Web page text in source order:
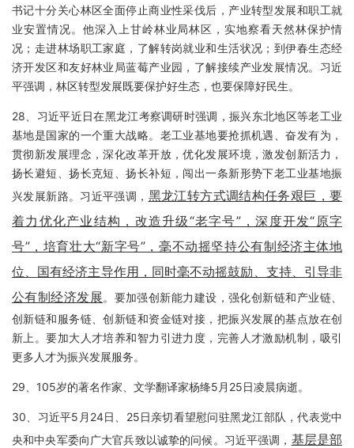
书记十分关心林区全面停止商业性采伐后，产业转型发展和职工就
业安置情况。他深入上甘岭林业局林区，实地察看天然林保护情
况；走进林场职工家庭，了解转岗就业和生活状况；到伊春生态经
济开发区和友好林业局蓝莓产业园，了解接续产业发展情况。习近
平强调，林区转型发展既要保护好生态，也要保障好民生。
28、习近平近日在黑龙江考察调研时强调，振兴东北地区等老工业
基地是国家的一个重大战略。老工业基地要抢抓机遇、奋发有为，
贯彻新发展理念，深化改革开放，优化发展环境，激发创新活力，
扬长避短、扬长克短、扬长补短，闯出一条新形势下老工业基地振
兴发展新路。习近平强调， 黑龙江转方式调结构任务艰巨，要
着力优化产业结构，改造升级“老字号”，深度开发“原字
号”，培育壮大“新字号”，毫不动摇坚持公有制经济主体地
位、国有经济主导作用，同时毫不动摇鼓励、支持、引导非
公有制经济发展。要加强创新能力建设，强化创新链和产业链、
创新链和服务链、创新链和资金链对接，把振兴发展的基点放在创
新上。要加大人才培养和智力引进力度，完善人才激励机制，吸引
更多人才为振兴发展服务。
29、105岁的著名作家、文学翻译家杨绛5月25日凌晨病逝。
30、习近平5月24日、25日亲切看望慰问驻黑龙江部队，代表党中
央和中央军委向广大官兵致以诚挚的问候。习近平强调， 基层是部